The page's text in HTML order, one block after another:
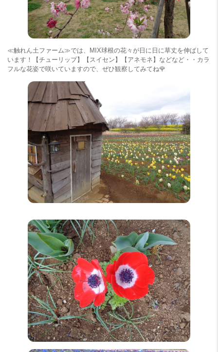
≪触れん土ファーム≫では、MIX球根の花々が日に日に草丈を伸ばして
います！【チューリップ】【スイセン】【アネモネ】などなど・・カラ
フルな花姿で咲いていますので、ぜひ観察してみてね🌹